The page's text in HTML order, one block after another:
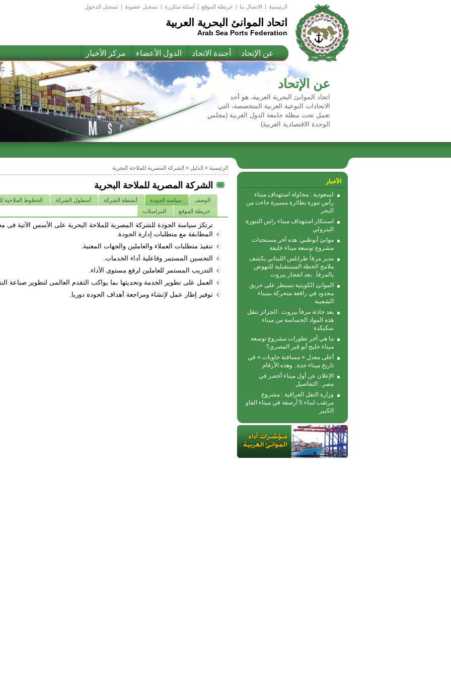
الرئيسية | اﻻتصال بنا | خريطة الموقع | أسئلة متكررة | تسجيل عضوبة | تسجيل الدخول
اتحاد الموانئ البحرية العربية
Arab Sea Ports Federation
عن الإتحاد أجندة الاتحاد الدول الأعضاء مركز الأخبار
عن الإتحاد
اتحاد الموانئ البحرية العربية، هو أحد
الاتحادات النوعية العربية المتخصصة، التي
تعمل تحت مظلة جامعة الدول العربية (مجلس
الوحدة الاقتصادية العربية)
الأخبار
لسعودية : محاولة استهداف ميناء
رأس تنورة بطائرة مسيرة جاءت من
البحر
استنكار استهداف ميناء راس التنورة
البترولي
موانئ أبوظبي: هذه آخر مستجدات
مشروع توسعة ميناء خليفة
مدير مرفأ طرابلس اللبناني يكشف
ملامح الخطة المستقبلية للنهوض
بالمرفأ.. بعد انفجار بيروت
الموانئ الكويتية تسيطر على حريق
محدود في رافعة متحركة بمیناء
الشعیبة
بعد حادثة مرفأ بيروت.. الجزائر تنقل
هذه المواد الحساسة من ميناء
سكيكدة
ما هي آخر تطورات مشروع توسعة
ميناء خليج أبو قير المصري؟
أعلى معدل « مسافنة حاويات » في
تاريخ ميناء جدة.. وهذه الأرقام
الإعلان عن أول ميناء أخضر في
مصر.. التفاصيل
وزارة النقل العراقية : مشروع
مرتقب لبناء 5 أرصفة في ميناء الفاو
الكبير
الرئيسية » الدليل » الشركة المصرية للملاحة البحرية
الشركة المصرية للملاحة البحرية
الوصف سياسة الجودة أنشطة الشركة أسطول الشركة الخطوط الملاحية
خريطة الموقع
المراسلات
ترتكز سياسة الجودة للشركة المصرية للملاحة البحرية على الأسس الآتية فى
المطابقة مع متطلبات إدارة الجودة.
تنفيذ متطلبات العملاء والعاملين والجهات المعنية.
التحسين المستمر وفاعلية أداء الخدمات.
التدريب المستمر للعاملين لرفع مستوى الأداء.
العمل على تطوير الخدمة وتحديثها بما يواكب التقدم العالمى لتطوير صناعة
توفير إطار عمل لإنشاء ومراجعة أهداف الجودة دوريا.